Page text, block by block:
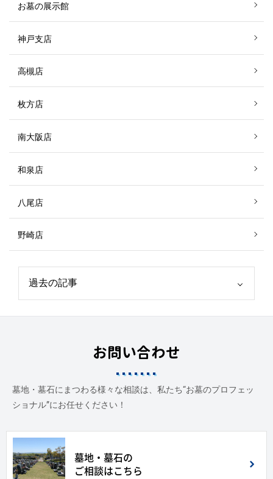
お墓の展示館
神戸支店
高槻店
枚方店
南大阪店
和泉店
八尾店
野崎店
お問い合わせ
墓地・墓石にまつわる様々な相談は、私たち“お墓のプロフェッ
ショナル”にお任せください！
墓地・墓石の
ご相談はこちら